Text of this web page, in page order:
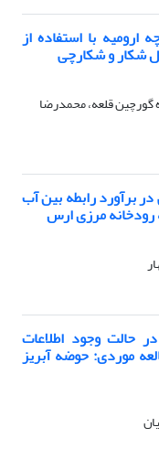
ارومیه با استفاده از
شکار و شکارچی
قلعه، محمدرضا
برآورد رابطه بین آب
مرزی ارس
حالت وجود اطلاعات
موردی: حوضه آبریز